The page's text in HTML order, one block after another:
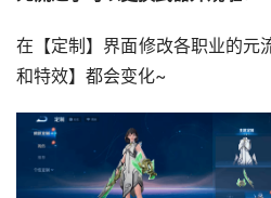
在【定制】界面修改各职业的元
和特效】都会变化~